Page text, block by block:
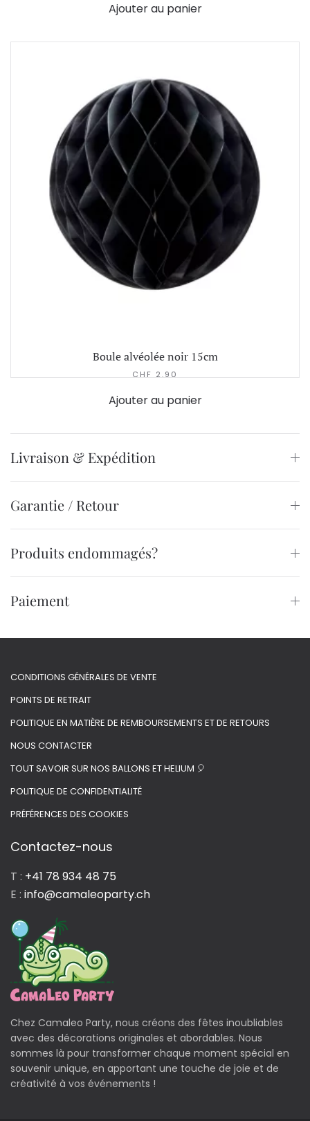
Ajouter au panier
Boule alvéolée noir 15cm
CHF 2.90
Ajouter au panier
Livraison & Expédition
Garantie / Retour
Produits endommagés?
Paiement
CONDITIONS GÉNÉRALES DE VENTE
POINTS DE RETRAIT
POLITIQUE EN MATIÈRE DE REMBOURSEMENTS ET DE RETOURS
NOUS CONTACTER
TOUT SAVOIR SUR NOS BALLONS ET HELIUM 🎈
POLITIQUE DE CONFIDENTIALITÉ
PRÉFÉRENCES DES COOKIES
Contactez-nous
T : +41 78 934 48 75
E : info@camaleoparty.ch
Chez Camaleo Party, nous créons des fêtes inoubliables
avec des décorations originales et abordables. Nous
sommes là pour transformer chaque moment spécial en
souvenir unique, en apportant une touche de joie et de
créativité à vos événements !